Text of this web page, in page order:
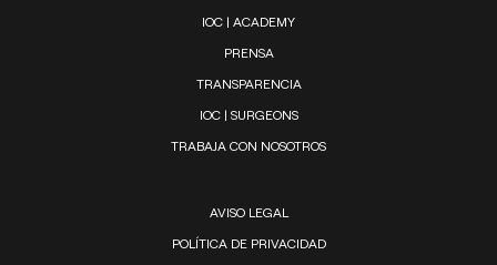
IOC | ACADEMY
PRENSA
TRANSPARENCIA
IOC | SURGEONS
TRABAJA CON NOSOTROS
AVISO LEGAL
POLÍTICA DE PRIVACIDAD